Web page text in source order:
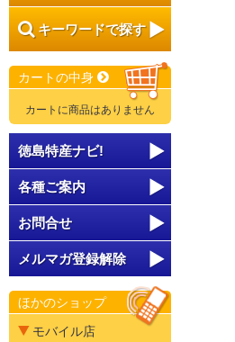
キーワードで探す
カートの中身
カートに商品はありません
徳島特産ナビ!
各種ご案内
お問合せ
メルマガ登録解除
ほかのショップ
モバイル店